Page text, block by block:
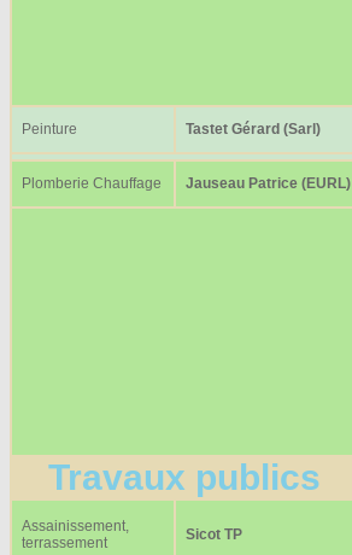
Peinture Tastet Gérard (Sarl)
Plomberie Chauffage Jauseau Patrice (EURL)
Travaux publics
Assainissement,
terrassement
Sicot TP